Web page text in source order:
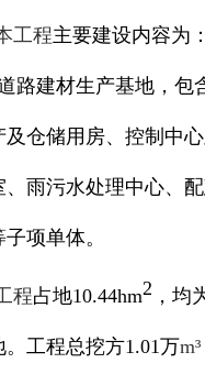
工程主要建设内容为：
路建材生产基地，包
及仓储用房、控制中心
、雨污水处理中心、
项单体。
程占地10.44hm2 ，均
。 工程总挖方1.01万m³